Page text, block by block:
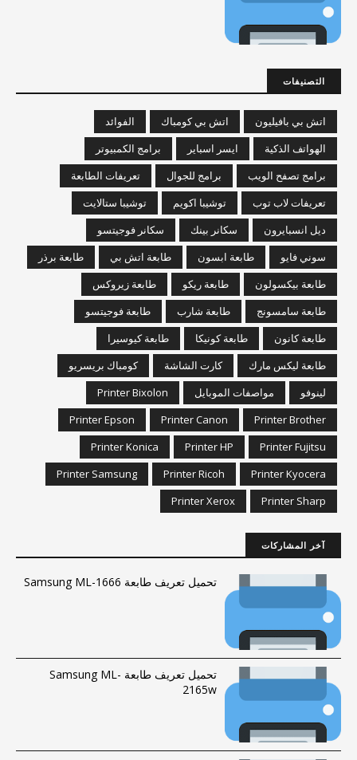
التصنيفات
اتش بي بافيليون اتش بي كومباك
الفوائد
الهواتف الذكية
ايسر اسباير
برامج الكمبيوتر
برامج تصفح الويب
برامج للجوال
تعريفات الطابعة
تعريفات لاب توب
توشيبا اكويم
توشيبا ستالايت
ديل انسبايرون
سكانر بينك
سكانر فوجيتسو
سوني فايو
طابعة ابسون طابعة اتش بي
طابعة برذر
طابعة بيكسولون
طابعة ريكو
طابعة زيروكس
طابعة سامسونج
طابعة شارب
طابعة فوجيتسو
طابعة كانون
طابعة كونيكا
طابعة كيوسيرا
طابعة ليكس مارك
كارت الشاشة
كومباك بريسريو
لينوفو
مواصفات الموبايل
Printer Bixolon
Printer Brother
Printer Canon
Printer Epson
Printer Fujitsu
Printer HP
Printer Konica
Printer Kyocera
Printer Ricoh
Printer Samsung
Printer Sharp
Printer Xerox
آخر المشاركات
تحميل تعريف طابعة Samsung ML-1666
تحميل تعريف طابعة Samsung ML-
2165w